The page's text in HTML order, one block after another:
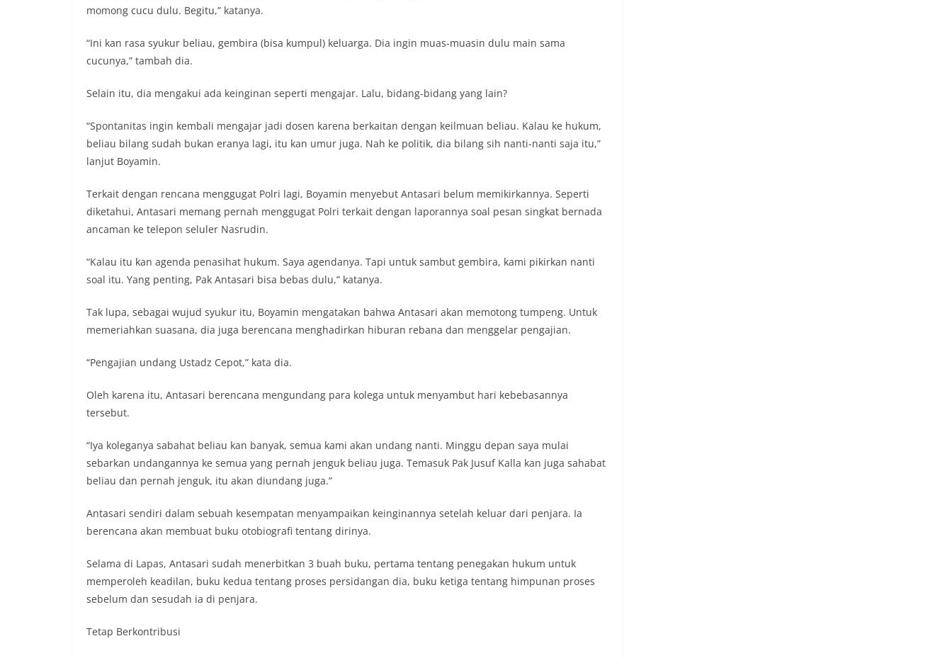
momong cucu dulu. Begitu,” katanya.
“Ini kan rasa syukur beliau, gembira (bisa kumpul) keluarga. Dia ingin muas-muasin dulu main sama
cucunya,” tambah dia.
Selain itu, dia mengakui ada keinginan seperti mengajar. Lalu, bidang-bidang yang lain?
“Spontanitas ingin kembali mengajar jadi dosen karena berkaitan dengan keilmuan beliau. Kalau ke hukum,
beliau bilang sudah bukan eranya lagi, itu kan umur juga. Nah ke politik, dia bilang sih nanti-nanti saja itu,”
lanjut Boyamin.
Terkait dengan rencana menggugat Polri lagi, Boyamin menyebut Antasari belum memikirkannya. Seperti
diketahui, Antasari memang pernah menggugat Polri terkait dengan laporannya soal pesan singkat bernada
ancaman ke telepon seluler Nasrudin.
“Kalau itu kan agenda penasihat hukum. Saya agendanya. Tapi untuk sambut gembira, kami pikirkan nanti
soal itu. Yang penting, Pak Antasari bisa bebas dulu,” katanya.
Tak lupa, sebagai wujud syukur itu, Boyamin mengatakan bahwa Antasari akan memotong tumpeng. Untuk
memeriahkan suasana, dia juga berencana menghadirkan hiburan rebana dan menggelar pengajian.
“Pengajian undang Ustadz Cepot,” kata dia.
Oleh karena itu, Antasari berencana mengundang para kolega untuk menyambut hari kebebasannya
tersebut.
“Iya koleganya sabahat beliau kan banyak, semua kami akan undang nanti. Minggu depan saya mulai
sebarkan undangannya ke semua yang pernah jenguk beliau juga. Temasuk Pak Jusuf Kalla kan juga sahabat
beliau dan pernah jenguk, itu akan diundang juga.”
Antasari sendiri dalam sebuah kesempatan menyampaikan keinginannya setelah keluar dari penjara. Ia
berencana akan membuat buku otobiografi tentang dirinya.
Selama di Lapas, Antasari sudah menerbitkan 3 buah buku, pertama tentang penegakan hukum untuk
memperoleh keadilan, buku kedua tentang proses persidangan dia, buku ketiga tentang himpunan proses
sebelum dan sesudah ia di penjara.
Tetap Berkontribusi